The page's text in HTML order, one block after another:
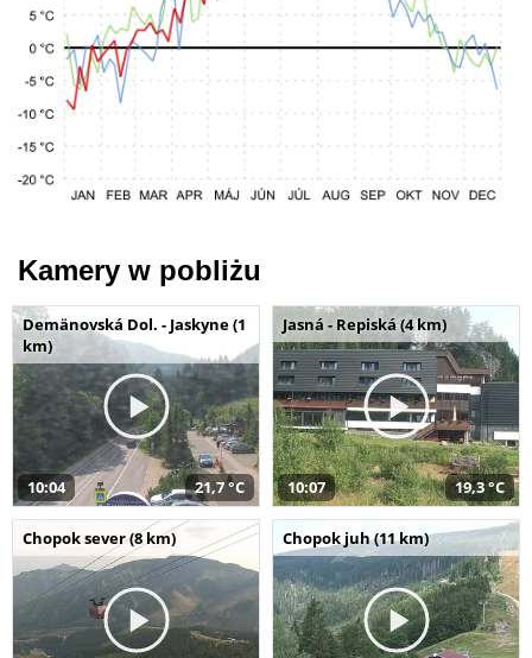
Kamery w pobliżu
Demänovská Dol. - Jaskyne (1
km)
10:04 21,7 °C
Jasná - Repiská (4 km)
10:07 19,3 °C
Chopok sever (8 km) Chopok juh (11 km)